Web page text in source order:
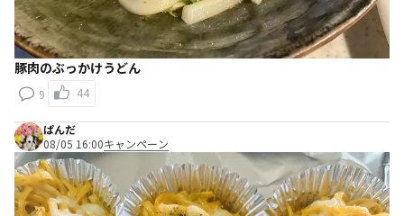
豚肉のぶっかけうどん
9 44
ぱんだ
08/05 16:00キャンペーン